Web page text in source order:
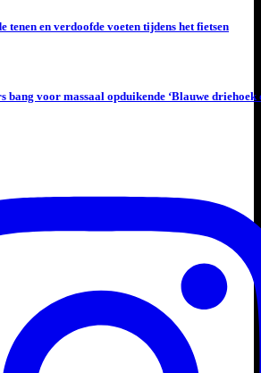
tenen en verdoofde voeten tijdens het fietsen
bang voor massaal opduikende ‘Blauwe driehoek